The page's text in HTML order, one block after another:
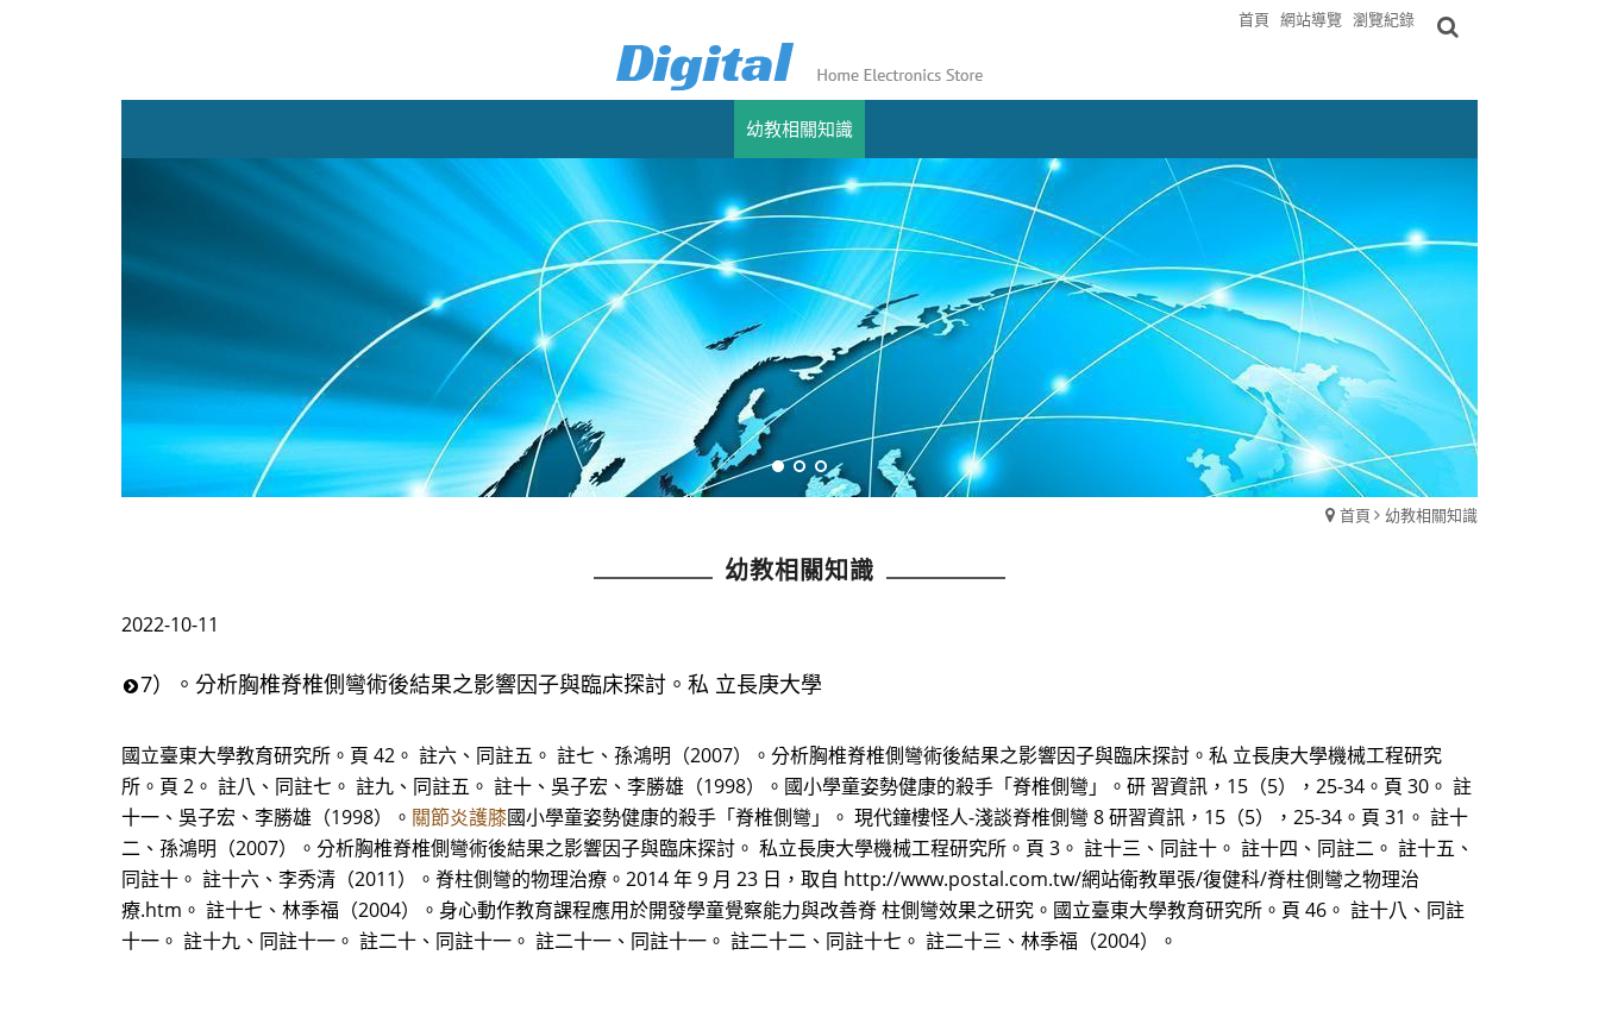
首頁 網站導覽 瀏覽紀錄
幼教相關知識
首頁 幼教相關知識
幼教相關知識
2022-10-11
7）。分析胸椎脊椎側彎術後結果之影響因子與臨床探討。私 立長庚大學
國立臺東大學教育研究所。頁 42。 註六、同註五。 註七、孫鴻明（2007）。分析胸椎脊椎側彎術後結果之影響因子與臨床探討。私 立長庚大學機械工程研究
所。頁 2。 註八、同註七。 註九、同註五。 註十、吳子宏、李勝雄（1998）。國小學童姿勢健康的殺手「脊椎側彎」。研 習資訊，15（5），25-34。頁 30。 註
十一、吳子宏、李勝雄（1998）。 關節炎護膝國小學童姿勢健康的殺手「脊椎側彎」。 現代鐘樓怪人-淺談脊椎側彎 8 研習資訊，15（5），25-34。頁 31。 註十
二、孫鴻明（2007）。分析胸椎脊椎側彎術後結果之影響因子與臨床探討。 私立長庚大學機械工程研究所。頁 3。 註十三、同註十。 註十四、同註二。 註十五、
同註十。 註十六、李秀清（2011）。脊柱側彎的物理治療。2014 年 9 月 23 日，取自 http://www.postal.com.tw/網站衛教單張/復健科/脊柱側彎之物理治
療.htm。 註十七、林季福（2004）。身心動作教育課程應用於開發學童覺察能力與改善脊 柱側彎效果之研究。國立臺東大學教育研究所。頁 46。 註十八、同註
十一。 註十九、同註十一。 註二十、同註十一。 註二十一、同註十一。 註二十二、同註十七。 註二十三、林季福（2004）。